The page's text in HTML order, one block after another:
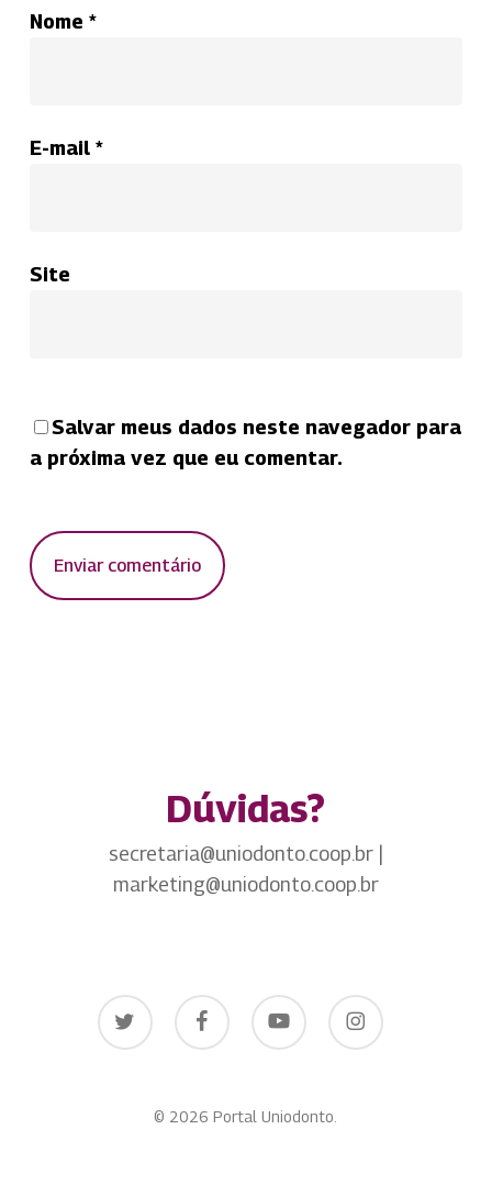
Nome *
E-mail *
Site
Salvar meus dados neste navegador para
a próxima vez que eu comentar.
Dúvidas?
secretaria@uniodonto.coop.br |
marketing@uniodonto.coop.br
twitter facebook youtube instagram
© 2026 Portal Uniodonto.